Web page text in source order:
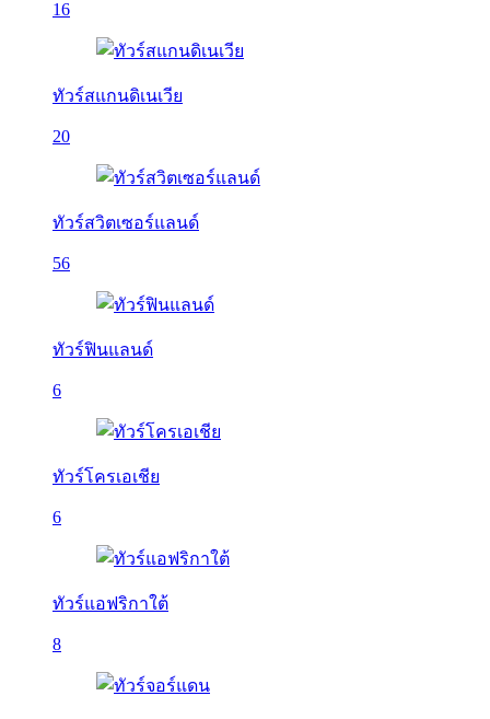
16
ทัวร์สแกนดิเนเวีย
20
ทัวร์สวิตเซอร์แลนด์
56
ทัวร์ฟินแลนด์
6
ทัวร์โครเอเชีย
6
ทัวร์แอฟริกาใต้
8